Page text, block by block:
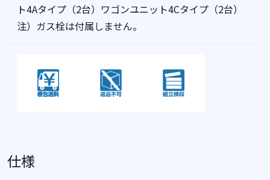
ト4Aタイプ（2台）ワゴンユニット4Cタイプ（2台）
注）ガス栓は付属しません。
仕様